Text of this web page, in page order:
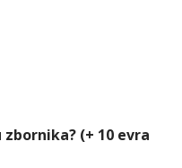
(+ 10 evra